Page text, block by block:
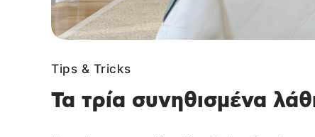
Tips & Tricks
Τα τρία συνηθισμένα